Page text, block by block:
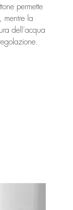
permette
mentre la
dell’acqua